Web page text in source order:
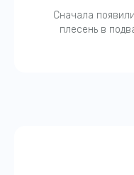
Сначала
плесень в
обработку. Через